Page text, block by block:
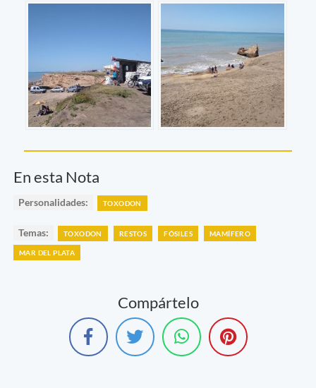
En esta Nota
Personalidades: TOXODON
Temas: TOXODON RESTOS FÓSILES MAMÍFERO
MAR DEL PLATA
Compártelo